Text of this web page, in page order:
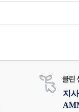
지